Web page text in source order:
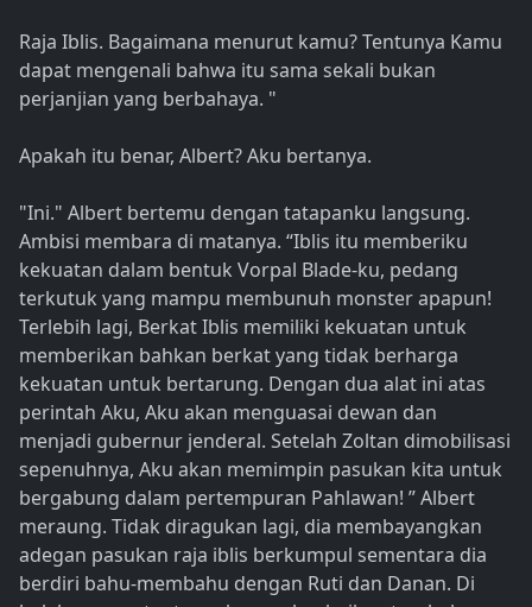
Raja Iblis. Bagaimana menurut kamu? Tentunya Kamu
dapat mengenali bahwa itu sama sekali bukan
perjanjian yang berbahaya. "
Apakah itu benar, Albert? Aku bertanya.
"Ini." Albert bertemu dengan tatapanku langsung.
Ambisi membara di matanya. “Iblis itu memberiku
kekuatan dalam bentuk Vorpal Blade-ku, pedang
terkutuk yang mampu membunuh monster apapun!
Terlebih lagi, Berkat Iblis memiliki kekuatan untuk
memberikan bahkan berkat yang tidak berharga
kekuatan untuk bertarung. Dengan dua alat ini atas
perintah Aku, Aku akan menguasai dewan dan
menjadi gubernur jenderal. Setelah Zoltan dimobilisasi
sepenuhnya, Aku akan memimpin pasukan kita untuk
bergabung dalam pertempuran Pahlawan! ” Albert
meraung. Tidak diragukan lagi, dia membayangkan
adegan pasukan raja iblis berkumpul sementara dia
berdiri bahu-membahu dengan Ruti dan Danan. Di